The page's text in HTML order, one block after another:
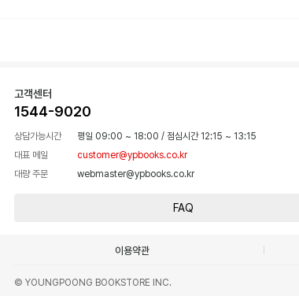
고객센터
1544-9020
상담가능시간 평일 09:00 ~ 18:00 / 점심시간 12:15 ~ 13:15
대표 메일
customer@ypbooks.co.kr
대량 주문
webmaster@ypbooks.co.kr
FAQ
이용약관
© YOUNGPOONG BOOKSTORE INC.